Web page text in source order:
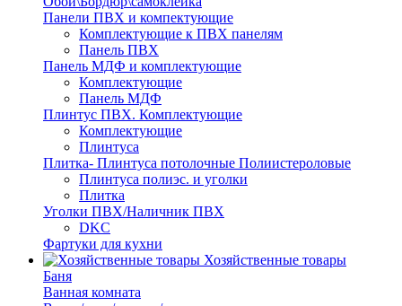
Панели ПВХ и компектующие
Комплектующие к ПВХ панелям
Панель ПВХ
Панель МДФ и комплектующие
Комплектующие
Панель МДФ
Плинтус ПВХ. Комплектующие
Комплектующие
Плинтуса
Плитка- Плинтуса потолочные Полиистероловые
Плинтуса полиэс. и уголки
Плитка
Уголки ПВХ/Наличник ПВХ
DKC
Фартуки для кухни
Хозяйственные товары
Баня
Ванная комната